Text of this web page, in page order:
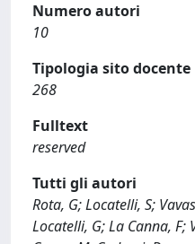
Numero autori
10
Tipologia sito docente
268
Fulltext
reserved
Tutti gli autori
Rota, G; Locatelli, S;
Locatelli, G; La Canna, F;